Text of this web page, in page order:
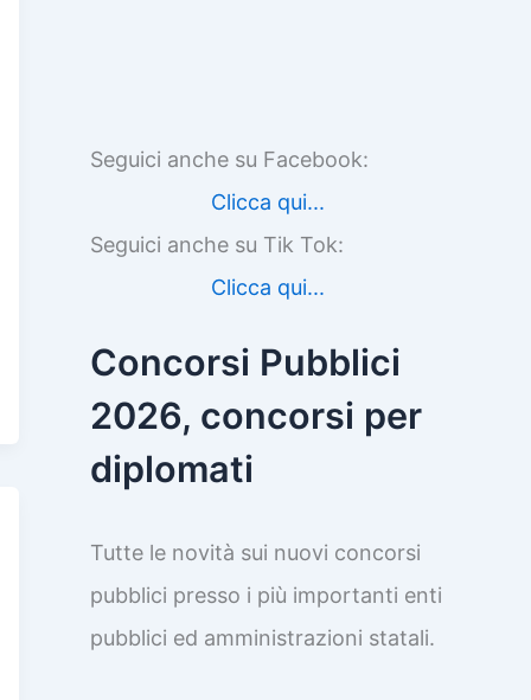
Seguici anche su Facebook:
Clicca qui...
Seguici anche su Tik Tok:
Clicca qui...
Concorsi Pubblici
2026, concorsi per
diplomati
Tutte le novità sui nuovi concorsi
pubblici presso i più importanti enti
pubblici ed amministrazioni statali.